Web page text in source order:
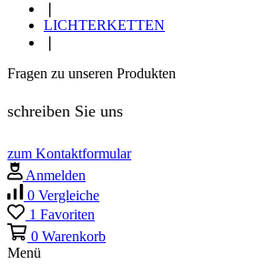
LICHTERKETTEN
Fragen zu unseren Produkten
schreiben Sie uns
zum Kontaktformular
Anmelden
0 Vergleiche
1 Favoriten
0 Warenkorb
Menü